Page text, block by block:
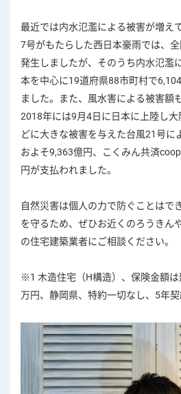
最近では内水氾濫による被害が増え
7号がもたらした西日本豪雨では、
発生しましたが、そのうち内水氾濫
本を中心に19道府県88市町村で
ました。また、風水害による被害額
2018年には9月4日に日本に上陸し
どに大きな被害を与えた台風21号に
およそ9,363億円、こくみん共済
円が支払われました。
自然災害は個人の力で防ぐことはで
を守るため、ぜひお近くのろうきん
の住宅建築業者にご相談ください。
※1 木造住宅（H構造）、保険金額
万円、静岡県、特約一切なし、5年